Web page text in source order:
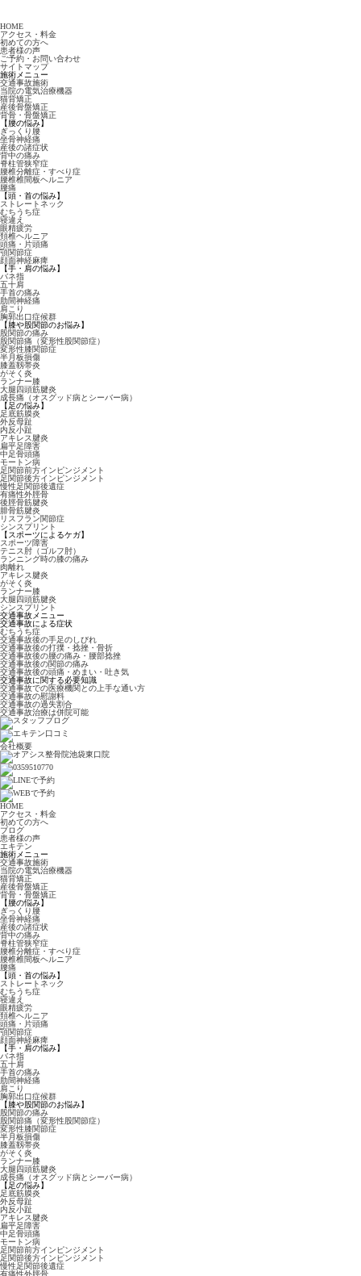
HOME
アクセス・料金
初めての方へ
患者様の声
ご予約・お問い合わせ
サイトマップ
施術メニュー
交通事故施術
当院の電気治療機器
猫背矯正
産後骨盤矯正
背骨・骨盤矯正
【腰の悩み】
ぎっくり腰
坐骨神経痛
産後の諸症状
背中の痛み
脊柱管狭窄症
腰椎分離症・すべり症
腰椎椎間板ヘルニア
腰痛
【頭・首の悩み】
ストレートネック
むちうち症
寝違え
眼精疲労
頚椎ヘルニア
頭痛・片頭痛
顎関節症
顔面神経麻痺
【手・肩の悩み】
バネ指
五十肩
手首の痛み
肋間神経痛
肩こり
胸郭出口症候群
【膝や股関節のお悩み】
股関節の痛み
股関節痛（変形性股関節症）
変形性膝関節症
半月板損傷
膝蓋靱帯炎
がそく炎
ランナー膝
大腿四頭筋腱炎
成長痛（オスグッド病とシーバー病）
【足の悩み】
足底筋膜炎
外反母趾
内反小趾
アキレス腱炎
扁平足障害
中足骨頭痛
モートン病
足関節前方インピンジメント
足関節後方インピンジメント
慢性足関節後遺症
有痛性外脛骨
後脛骨筋腱炎
腓骨筋腱炎
リスフラン関節症
シンスプリント
【スポーツによるケガ】
スポーツ障害
テニス肘（ゴルフ肘）
ランニング時の膝の痛み
肉離れ
アキレス腱炎
がそく炎
ランナー膝
大腿四頭筋腱炎
シンスプリント
交通事故メニュー
交通事故による症状
むちうち症
交通事故後の手足のしびれ
交通事故後の打撲・捻挫・骨折
交通事故後の腰の痛み・腰部捻挫
交通事故後の関節の痛み
交通事故後の頭痛・めまい・吐き気
交通事故に関する必要知識
交通事故での医療機関との上手な通い方
交通事故の慰謝料
交通事故の過失割合
交通事故治療は併院可能
会社概要
HOME
アクセス・料金
初めての方へ
ブログ
患者様の声
エキテン
施術メニュー
交通事故施術
当院の電気治療機器
猫背矯正
産後骨盤矯正
背骨・骨盤矯正
【腰の悩み】
ぎっくり腰
坐骨神経痛
産後の諸症状
背中の痛み
脊柱管狭窄症
腰椎分離症・すべり症
腰椎椎間板ヘルニア
腰痛
【頭・首の悩み】
ストレートネック
むちうち症
寝違え
眼精疲労
頚椎ヘルニア
頭痛・片頭痛
顎関節症
顔面神経麻痺
【手・肩の悩み】
バネ指
五十肩
手首の痛み
肋間神経痛
肩こり
胸郭出口症候群
【膝や股関節のお悩み】
股関節の痛み
股関節痛（変形性股関節症）
変形性膝関節症
半月板損傷
膝蓋靱帯炎
がそく炎
ランナー膝
大腿四頭筋腱炎
成長痛（オスグッド病とシーバー病）
【足の悩み】
足底筋膜炎
外反母趾
内反小趾
アキレス腱炎
扁平足障害
中足骨頭痛
モートン病
足関節前方インピンジメント
足関節後方インピンジメント
慢性足関節後遺症
有痛性外脛骨